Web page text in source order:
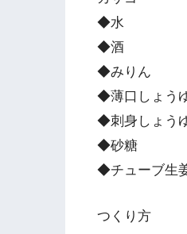
◆水 １
◆酒 大
◆みりん
◆薄口しょう
◆刺身しょう
◆砂糖
◆チューブ生
つくり方